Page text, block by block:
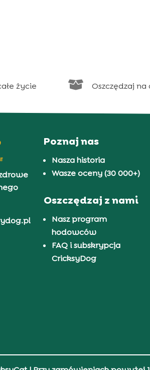
życie  Oszczędzaj
Poznaj nas
Nasza historia
Wasze oceny (30 000+)
Oszczędzaj z nami
Nasz program
hodowców
FAQ i subskrypcja
CricksyDog